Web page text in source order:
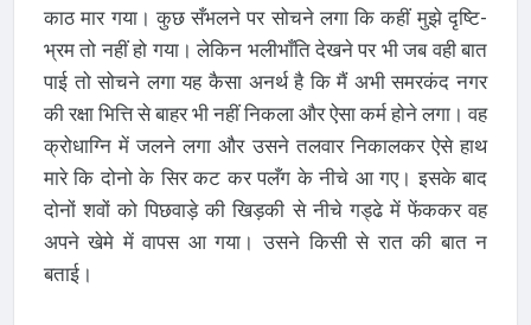
काठ मार गया। कुछ सँभलने पर सोचने लगा कि कहीं मुझे दृष्टि-
भ्रम तो नहीं हो गया। लेकिन भलीभाँति देखने पर भी जब वही बात
पाई तो सोचने लगा यह कैसा अनर्थ है कि मैं अभी समरकंद नगर
की रक्षा भित्ति से बाहर भी नहीं निकला और ऐसा कर्म होने लगा। वह
क्रोधाग्नि में जलने लगा और उसने तलवार निकालकर ऐसे हाथ
मारे कि दोनो के सिर कट कर पलँग के नीचे आ गए। इसके बाद
दोनों शवों को पिछवाड़े की खिड़की से नीचे गड्ढे में फेंककर वह
अपने खेमे में वापस आ गया। उसने किसी से रात की बात न
बताई।